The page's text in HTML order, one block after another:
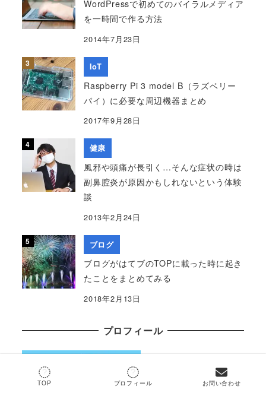
WordPressで初めてのバイラルメディア
を一時間で作る方法
2014年7月23日
IoT
Raspberry Pi 3 model B（ラズベリー
パイ）に必要な周辺機器まとめ
2017年9月28日
健康
風邪や頭痛が長引く…そんな症状の時は
副鼻腔炎が原因かもしれないという体験
談
2013年2月24日
ブログ
ブログがはてブのTOPに載った時に起き
たことをまとめてみる
2018年2月13日
プロフィール
TOP プロフィール お問い合わせ